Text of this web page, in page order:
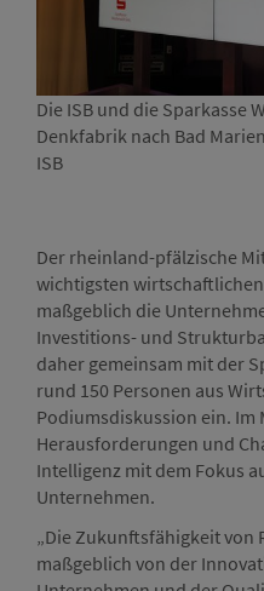
Die ISB und die Sparkasse
Denkfabrik nach Bad
ISB
Der rheinland-pfälzische
wichtigsten
maßgeblich die
Investitions- und
daher gemeinsam mit der
rund 150 Personen aus
Podiumsdiskussion ein.
Herausforderungen und
Intelligenz mit dem Fokus
Unternehmen.
„Die Zukunftsfähigkeit von
maßgeblich von der